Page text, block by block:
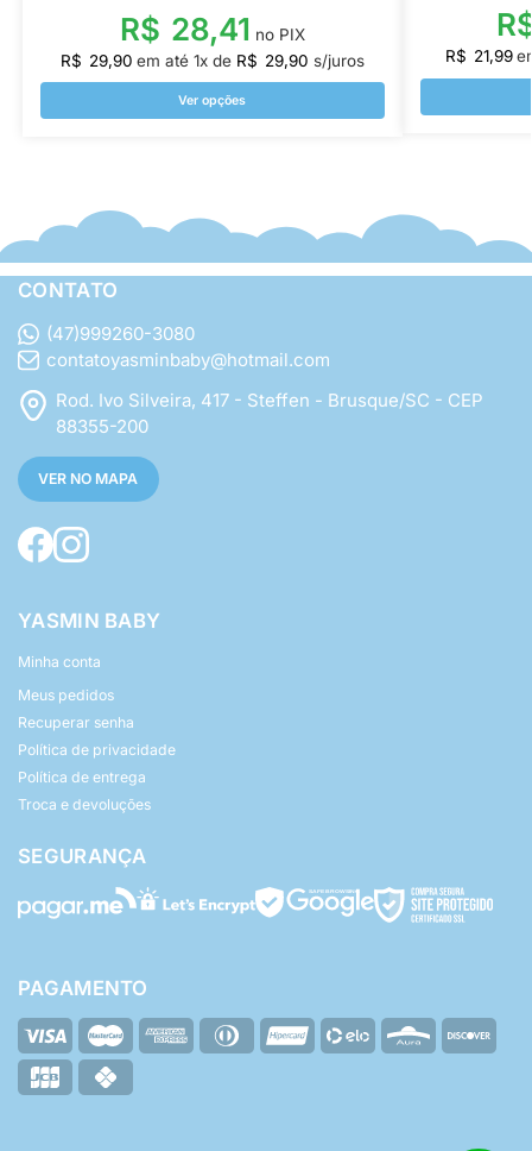
R$ 28,41 no PIX
R$ 29,90 em até 1x de R$ 29,90 s/juros
Ver opções
R$ 21,99
CONTATO
(47)999260-3080
contatoyasminbaby@hotmail.com
Rod. Ivo Silveira, 417 - Steffen - Brusque/SC - CEP
88355-200
VER NO MAPA
YASMIN BABY
Minha conta
Meus pedidos
Recuperar senha
Política de privacidade
Política de entrega
Troca e devoluções
SEGURANÇA
PAGAMENTO